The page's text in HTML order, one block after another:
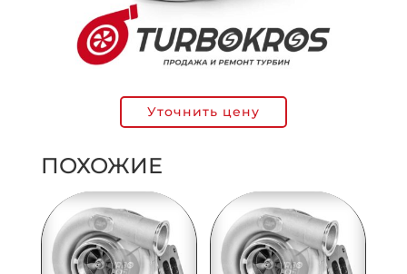
Уточнить цену
ПОХОЖИЕ